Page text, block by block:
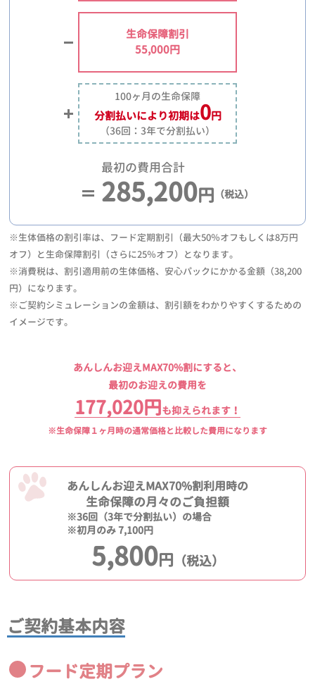
生命保障割引
55,000円
100ヶ月の生命保障
分割払いにより初期は0円
（36回：3年で分割払い）
最初の費用合計
285,200円 （税込）
※生体価格の割引率は、フード定期割引（最大50％オフもしくは8万円
オフ）と生命保障割引（さらに25％オフ）となります。
※消費税は、割引適用前の生体価格、安心パックにかかる金額（38,200
円）になります。
※ご契約シミュレーションの金額は、割引額をわかりやすくするための
イメージです。
あんしんお迎えMAX70%割にすると、
最初のお迎えの費用を
177,020円も抑えられます！
※生命保障１ヶ月時の通常価格と比較した費用になります
あんしんお迎えMAX70%割利用時の
生命保障の月々のご負担額
※36回（3年で分割払い）の場合
※初月のみ 7,100円
5,800円 （税込）
ご契約基本内容
フード定期プラン